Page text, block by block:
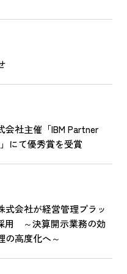
会社主催「IBM Partner
にて優秀賞を受賞
式会社が経営管理プラッ
用 ～決算開示業務の効
の高度化へ～